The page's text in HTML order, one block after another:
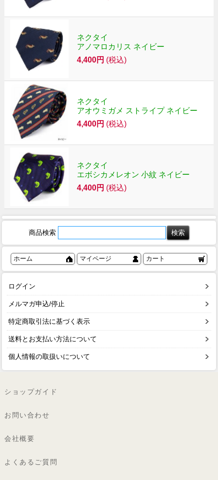
ネクタイ
アノマロカリス ネイビー
4,400円 (税込)
ネクタイ
アオウミガメ ストライプ ネイビー
4,400円 (税込)
ネクタイ
エボシカメレオン 小紋 ネイビー
4,400円 (税込)
商品検索
ホーム マイページ カート
ログイン
メルマガ申込/停止
特定商取引法に基づく表示
送料とお支払い方法について
個人情報の取扱いについて
ショップガイド
お問い合わせ
会社概要
よくあるご質問